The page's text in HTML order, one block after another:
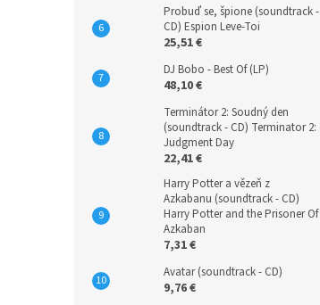
Probuď se, špione (soundtrack -
CD) Espion Leve-Toi
25,51 €
DJ Bobo - Best Of (LP)
48,10 €
Terminátor 2: Soudný den
(soundtrack - CD) Terminator 2:
Judgment Day
22,41 €
Harry Potter a vězeň z
Azkabanu (soundtrack - CD)
Harry Potter and the Prisoner Of
Azkaban
7,31 €
Avatar (soundtrack - CD)
9,76 €